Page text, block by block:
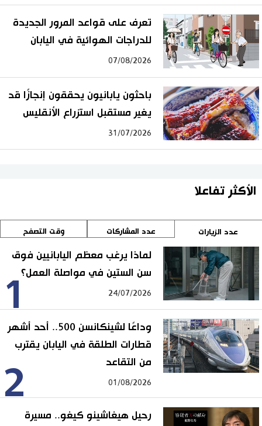
تعرف على قواعد المرور الجديدة
للدراجات الهوائية في اليابان
07/08/2026
باحثون يابانيون يحققون إنجازًا قد
يغير مستقبل استزراع الأنقليس
31/07/2026
الأكثر تفاعلا
عدد الزيارات عدد المشاركات وقت التصفح
1
لماذا يرغب معظم اليابانيين فوق
سن الستين في مواصلة العمل؟
24/07/2026
2
وداعًا لشينكانسن 500.. أحد أشهر
قطارات الطلقة في اليابان يقترب
من التقاعد
01/08/2026
رحيل هيغاشينو كيغو.. مسيرة